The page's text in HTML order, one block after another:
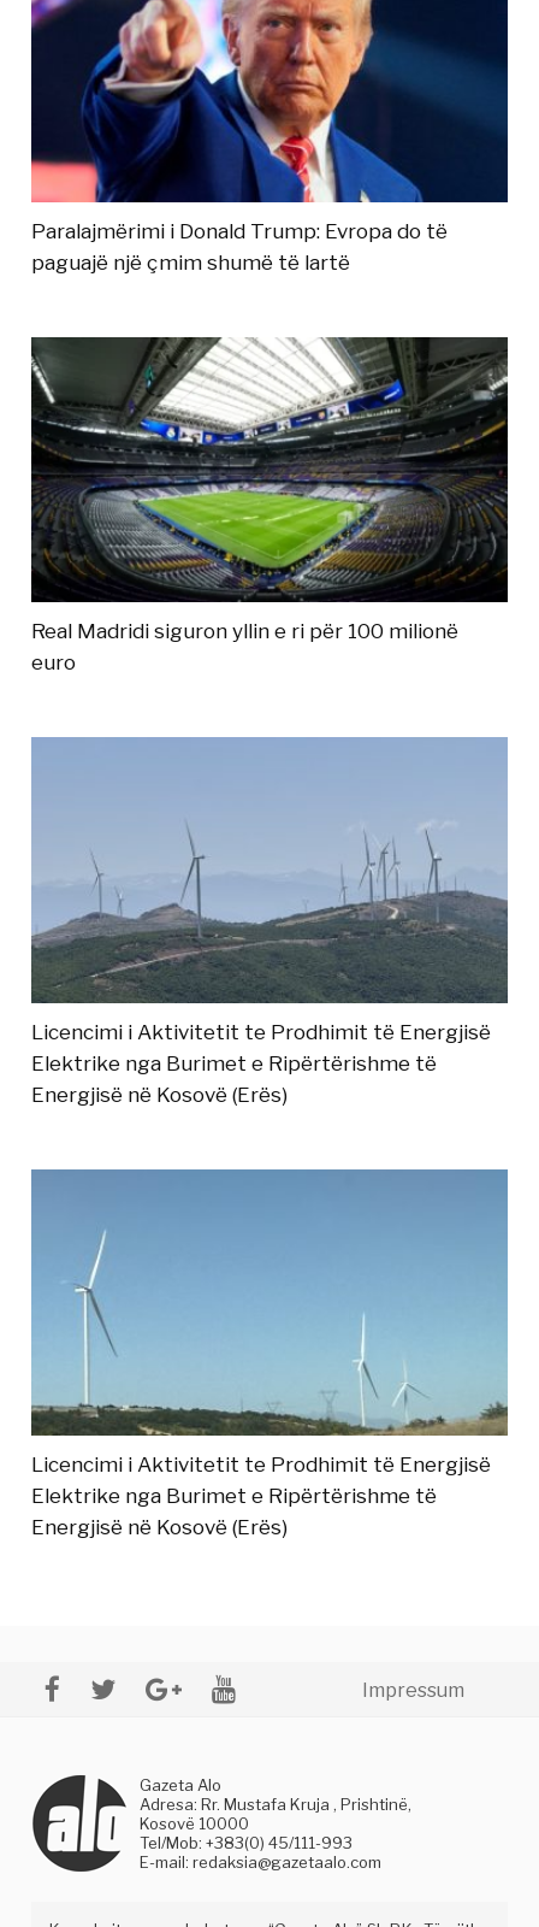
Paralajmërimi i Donald Trump: Evropa do të
paguajë një çmim shumë të lartë
Real Madridi siguron yllin e ri për 100 milionë
euro
Licencimi i Aktivitetit te Prodhimit të Energjisë
Elektrike nga Burimet e Ripërtërishme të
Energjisë në Kosovë (Erës)
Licencimi i Aktivitetit te Prodhimit të Energjisë
Elektrike nga Burimet e Ripërtërishme të
Energjisë në Kosovë (Erës)
Impressum
Gazeta Alo
Adresa: Rr. Mustafa Kruja , Prishtinë,
Kosovë 10000
Tel/Mob: +383(0) 45/111-993
E-mail:redaksia@gazetaalo.com